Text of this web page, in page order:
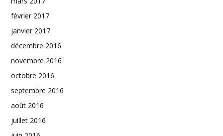
février 2017
janvier 2017
décembre 2016
novembre 2016
octobre 2016
septembre 2016
août 2016
juillet 2016